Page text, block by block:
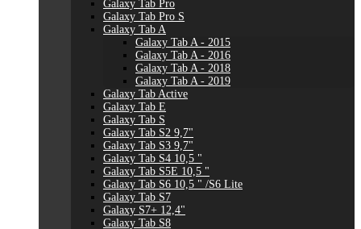
Galaxy Tab Pro
Galaxy Tab Pro S
Galaxy Tab A
Galaxy Tab A - 2015
Galaxy Tab A - 2016
Galaxy Tab A - 2018
Galaxy Tab A - 2019
Galaxy Tab Active
Galaxy Tab E
Galaxy Tab S
Galaxy Tab S2 9,7"
Galaxy Tab S3 9,7"
Galaxy Tab S4 10,5 "
Galaxy Tab S5E 10,5 "
Galaxy Tab S6 10,5 " /S6 Lite
Galaxy Tab S7
Galaxy S7+ 12,4"
Galaxy Tab S8